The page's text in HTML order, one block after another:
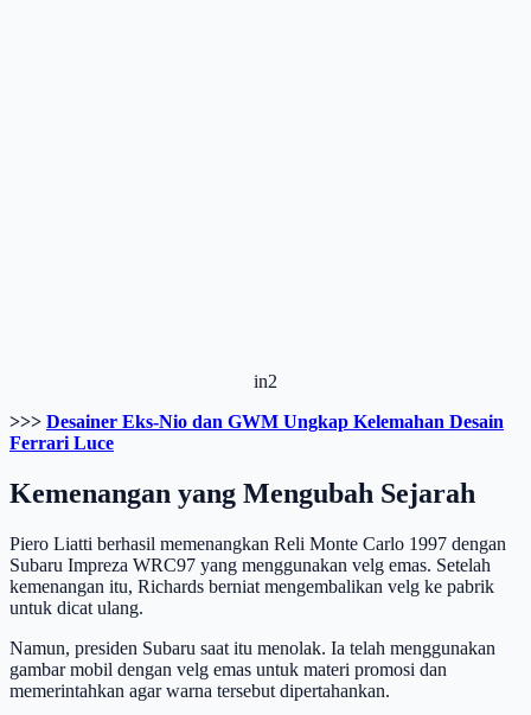
in2
>>> Desainer Eks-Nio dan GWM Ungkap Kelemahan Desain
Ferrari Luce
Kemenangan yang Mengubah Sejarah
Piero Liatti berhasil memenangkan Reli Monte Carlo 1997 dengan
Subaru Impreza WRC97 yang menggunakan velg emas. Setelah
kemenangan itu, Richards berniat mengembalikan velg ke pabrik
untuk dicat ulang.
Namun, presiden Subaru saat itu menolak. Ia telah menggunakan
gambar mobil dengan velg emas untuk materi promosi dan
memerintahkan agar warna tersebut dipertahankan.